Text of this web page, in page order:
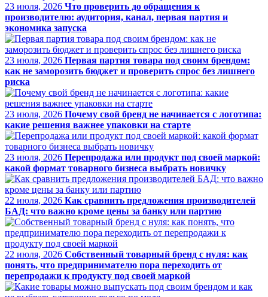
23 июля, 2026 Что проверить до обращения к
производителю: аудитория, канал, первая партия и
экономика запуска
23 июля, 2026 Первая партия товара под своим брендом:
как не заморозить бюджет и проверить спрос без лишнего
риска
23 июля, 2026 Почему свой бренд не начинается с логотипа:
какие решения важнее упаковки на старте
23 июля, 2026 Перепродажа или продукт под своей маркой:
какой формат товарного бизнеса выбрать новичку
22 июля, 2026 Как сравнить предложения производителей
БАД: что важно кроме цены за банку или партию
22 июля, 2026 Собственный товарный бренд с нуля: как
понять, что предпринимателю пора переходить от
перепродажи к продукту под своей маркой